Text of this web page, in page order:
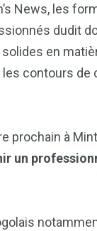
News, les
dudit
en
contours
prochain à
un